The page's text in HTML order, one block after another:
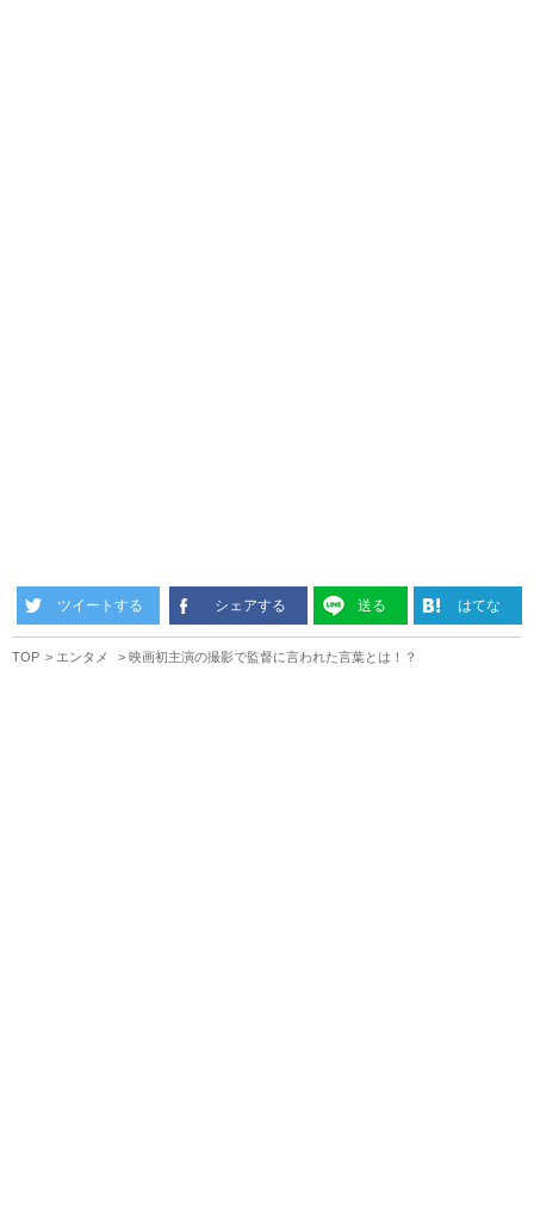
ツイートする シェアする 送る はてな
TOP エンタメ 映画初主演の撮影で監督に言われた言葉とは！？